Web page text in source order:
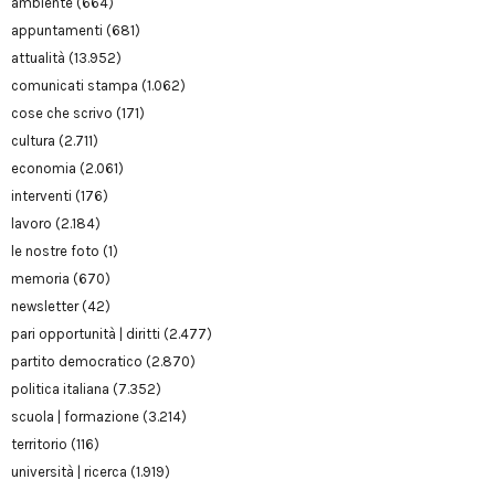
appuntamenti (681)
attualità (13.952)
comunicati stampa (1.062)
cose che scrivo (171)
cultura (2.711)
economia (2.061)
interventi (176)
lavoro (2.184)
le nostre foto (1)
memoria (670)
newsletter(42)
pari opportunità | diritti (2.477)
partito democratico (2.870)
politica italiana (7.352)
scuola | formazione (3.214)
territorio (116)
università | ricerca (1.919)